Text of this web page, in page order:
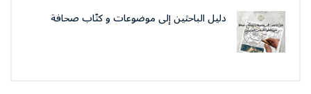
دليل الباحثين إلى موضوعات و كتّاب صحافة